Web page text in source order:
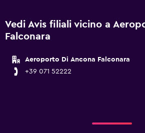
Vedi Avis filiali vicino a
Falconara
Aeroporto Di Ancona Falconara
+39 071 52222